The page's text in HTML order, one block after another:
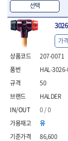
- 핀
선택
207-0071
HALDER
0 / 0
유
86,600
HAL-
50
가